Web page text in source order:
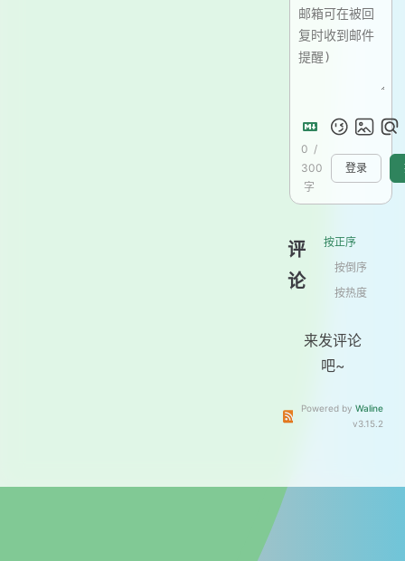
0 /
300
字
登录
评
论
按正序
按倒序
按热度
来发评论
吧~
订阅本文评论
Powered by Waline
v3.15.2